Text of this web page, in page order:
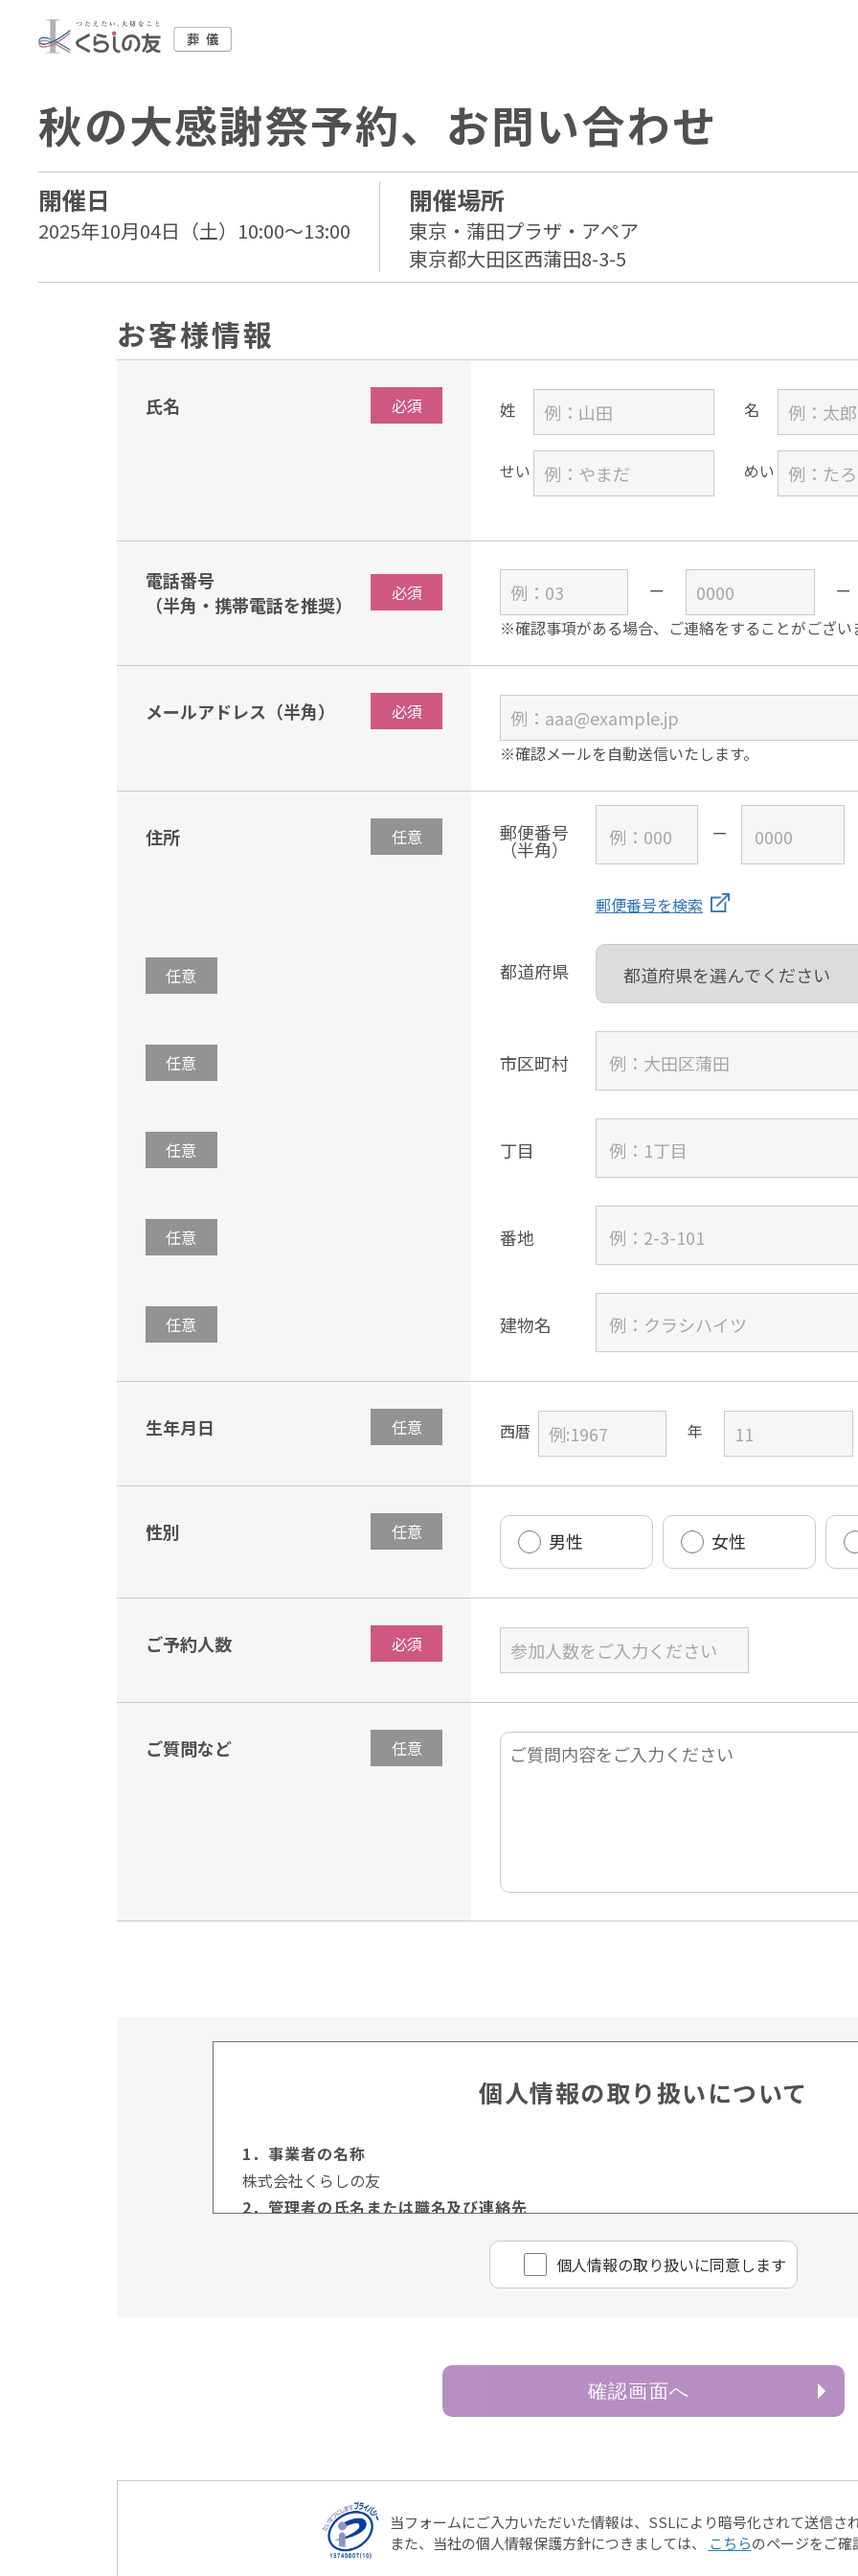
秋の大感謝祭予約、お問い合わせ
開催日
2025年10月04日（土）10:00～13:00
開催場所
東京・蒲田プラザ・アペア
東京都大田区西蒲田8-3-5
お客様情報
氏名 必須 姓 名
せい めい
電話番号
（半角・携帯電話を推奨）
必須
※確認事項がある場合、ご連絡をすることがござい
メールアドレス（半角）
必須
※確認メールを自動送信いたします。
住所 任意 郵便番号
（半角）
郵便番号を検索
任意 都道府県
任意 市区町村
任意 丁目
任意 番地
任意 建物名
生年月日 任意 西暦
性別 任意 男性 女性
ご予約人数 必須
ご質問など 任意
個人情報の取り扱いについて
1．事業者の名称
株式会社くらしの友
2．管理者の氏名または職名及び連絡先
当社は、次に掲げる場合を除き、お客様の個人情報を第三者に提供することはございま
（2）法令に基づく場合
（3）人の生命、身体又は財産の保護のために必要がある場合であって、ご本人様
（4）公衆衛生の向上又は児童の健全な育成の推進のために特に必要がある場合で
個⼈情報の取り扱いに同意します
確認画面へ
当フォームにご入力いただいた情報は、SSLにより暗号化されて送信さ
また、当社の個人情報保護方針につきましては、
こちらのページをご